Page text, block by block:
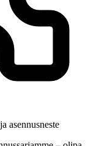
asennusneste